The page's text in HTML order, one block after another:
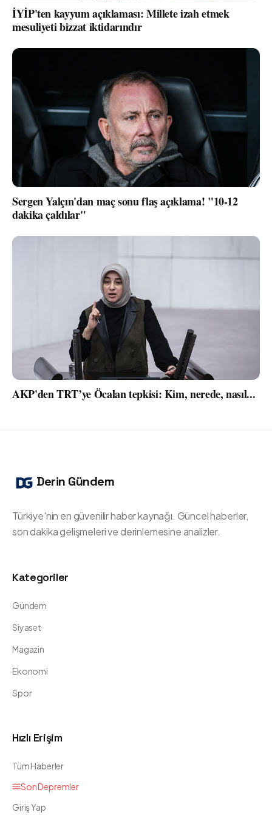
İYİP'ten kayyum açıklaması: Millete izah etmek
mesuliyeti bizzat iktidarındır
Sergen Yalçın'dan maç sonu flaş açıklama! "10-12
dakika çaldılar"
AKP'den TRT’ye Öcalan tepkisi: Kim, nerede, nasıl...
Derin Gündem
Türkiye'nin en güvenilir haber kaynağı. Güncel haberler,
son dakika gelişmeleri ve derinlemesine analizler.
Kategoriler
Gündem
Siyaset
Magazin
Ekonomi
Spor
Hızlı Erişim
Tüm Haberler
Son Depremler
Giriş Yap